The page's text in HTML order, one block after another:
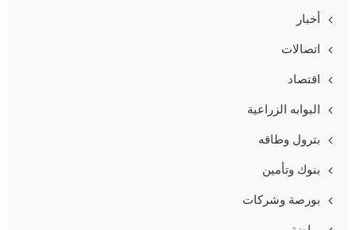
أخبار
اتصالات
اقتصاد
البوابه الزراعية
بترول وطاقه
بنوك وتأمين
بورصة وشركات